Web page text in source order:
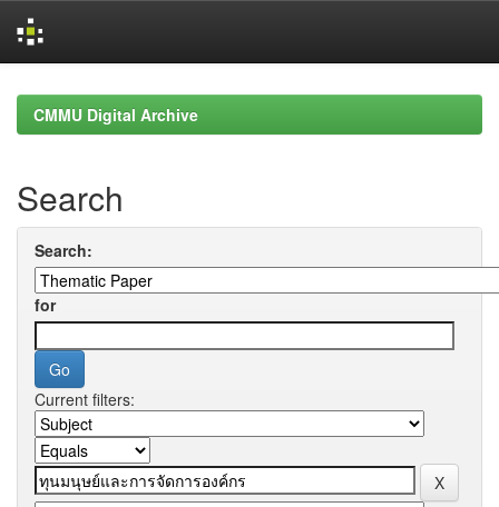
navigationCMMU Digital Archive
Search
Search:
for
Current filters: